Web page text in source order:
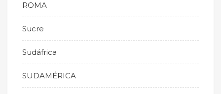
ROMA
Sucre
Sudáfrica
SUDAMÉRICA